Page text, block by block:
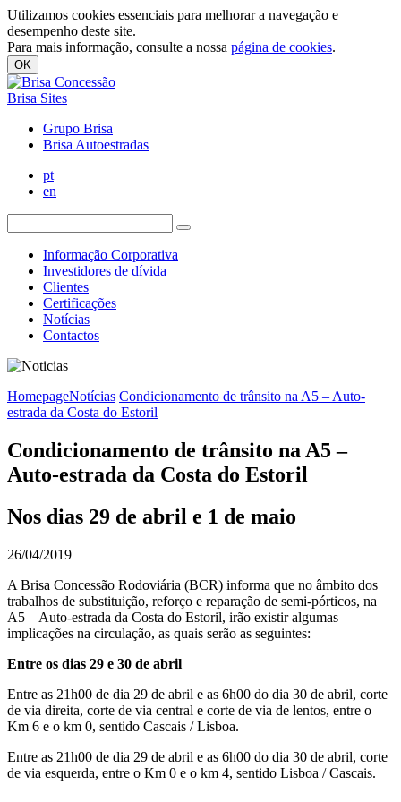
Utilizamos cookies essenciais para melhorar a navegação e
desempenho deste site.
Para mais informação, consulte a nossa página de cookies.
OK
Brisa Sites
Grupo Brisa
Brisa Autoestradas
pt
en
Informação Corporativa
Investidores de dívida
Clientes
Certificações
Notícias
Contactos
HomepageNotícias Condicionamento de trânsito na A5 – Auto-
estrada da Costa do Estoril
Condicionamento de trânsito na A5 –
Auto-estrada da Costa do Estoril
Nos dias 29 de abril e 1 de maio
26/04/2019
A Brisa Concessão Rodoviária (BCR) informa que no âmbito dos
trabalhos de substituição, reforço e reparação de semi-pórticos, na
A5 – Auto-estrada da Costa do Estoril, irão existir algumas
implicações na circulação, as quais serão as seguintes:
Entre os dias 29 e 30 de abril
Entre as 21h00 de dia 29 de abril e as 6h00 do dia 30 de abril, corte
de via direita, corte de via central e corte de via de lentos, entre o
Km 6 e o km 0, sentido Cascais / Lisboa.
Entre as 21h00 de dia 29 de abril e as 6h00 do dia 30 de abril, corte
de via esquerda, entre o Km 0 e o km 4, sentido Lisboa / Cascais.